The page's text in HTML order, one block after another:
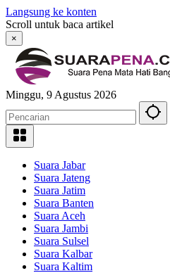
Langsung ke konten
Scroll untuk baca artikel
×
Minggu, 9 Agustus 2026
Suara Jabar
Suara Jateng
Suara Jatim
Suara Banten
Suara Aceh
Suara Jambi
Suara Sulsel
Suara Kalbar
Suara Kaltim